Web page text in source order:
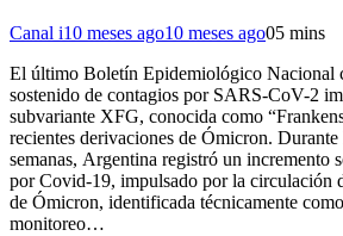
Canal i10 meses ago10 meses ago05 mins
El último Boletín Epidemiológico Nacional
sostenido de contagios por SARS-CoV-2
subvariante XFG, conocida como
recientes derivaciones de Ómicron. Durante
semanas, Argentina registró un incremento
por Covid-19, impulsado por la circulación
de Ómicron, identificada técnicamente
monitoreo…